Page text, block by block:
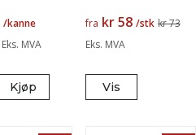
/kanne
Eks. MVA
Kjøp
fra kr 58 /stk kr 73
Eks. MVA
Vis